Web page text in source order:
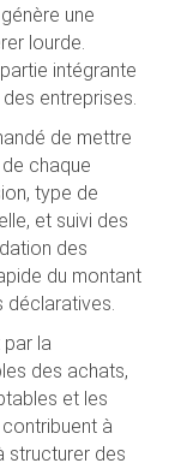
une
lourde.
intégrante
entreprises.
de mettre
chaque
type de
et suivi des
des
du montant
déclaratives.
par la
des achats,
et les
à
structurer des